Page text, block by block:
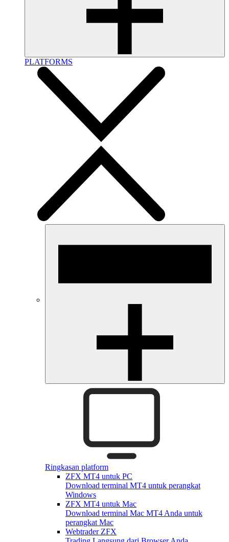
PLATFORMS
Ringkasan platform
ZFX MT4 untuk PC
Download terminal MT4 untuk perangkat
Windows
ZFX MT4 untuk Mac
Download terminal Mac MT4 Anda untuk
perangkat Mac
Webtrader ZFX